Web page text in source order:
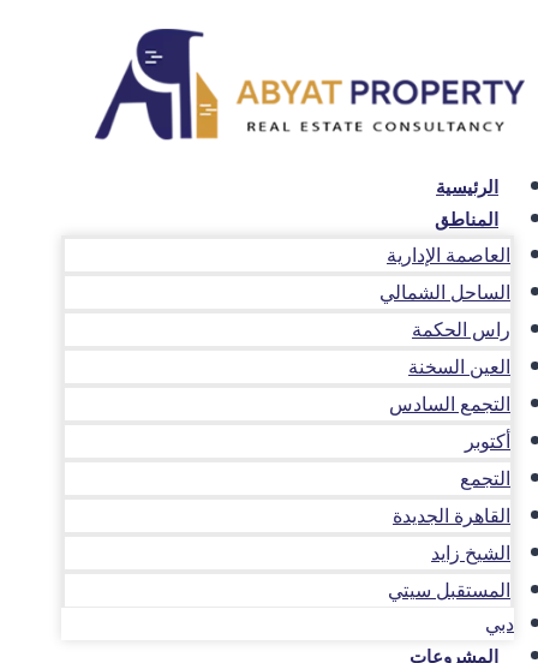
المحتوى
الرئيسية
المناطق
العاصمة الإدارية
الساحل الشمالي
راس الحكمة
العين السخنة
التجمع السادس
أكتوبر
التجمع
القاهرة الجديدة
الشيخ زايد
المستقبل سيتي
دبي